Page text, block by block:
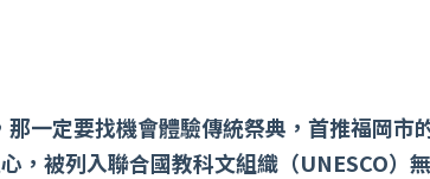
一定要找機會體驗傳統祭典，首推福岡市
，被列入聯合國教科文組織（UNESCO）